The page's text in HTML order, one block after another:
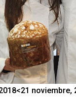
<21 noviembre,